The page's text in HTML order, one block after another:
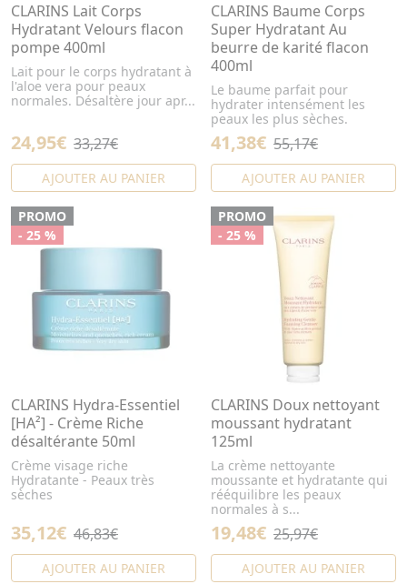
CLARINS Lait Corps
Hydratant Velours flacon
pompe 400ml
Lait pour le corps hydratant à
l'aloe vera pour peaux
normales. Désaltère jour apr...
24,95€ 33,27€
AJOUTER AU PANIER
CLARINS Baume Corps
Super Hydratant Au
beurre de karité flacon
400ml
Le baume parfait pour
hydrater intensément les
peaux les plus sèches.
41,38€ 55,17€
AJOUTER AU PANIER
PROMO
- 25 %
CLARINS Hydra-Essentiel
[HA²] - Crème Riche
désaltérante 50ml
Crème visage riche
Hydratante - Peaux très
sèches
35,12€ 46,83€
AJOUTER AU PANIER
PROMO
- 25 %
CLARINS Doux nettoyant
moussant hydratant
125ml
La crème nettoyante
moussante et hydratante qui
rééquilibre les peaux
normales à s...
19,48€ 25,97€
AJOUTER AU PANIER